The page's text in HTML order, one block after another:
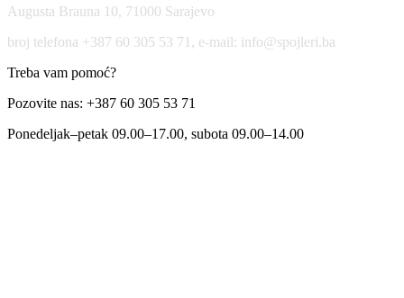
Augusta Brauna 10, 71000 Sarajevo
broj telefona +387 60 305 53 71, e-mail: info@spojleri.ba
Treba vam pomoć?
Pozovite nas: +387 60 305 53 71
Ponedeljak–petak 09.00–17.00, subota 09.00–14.00